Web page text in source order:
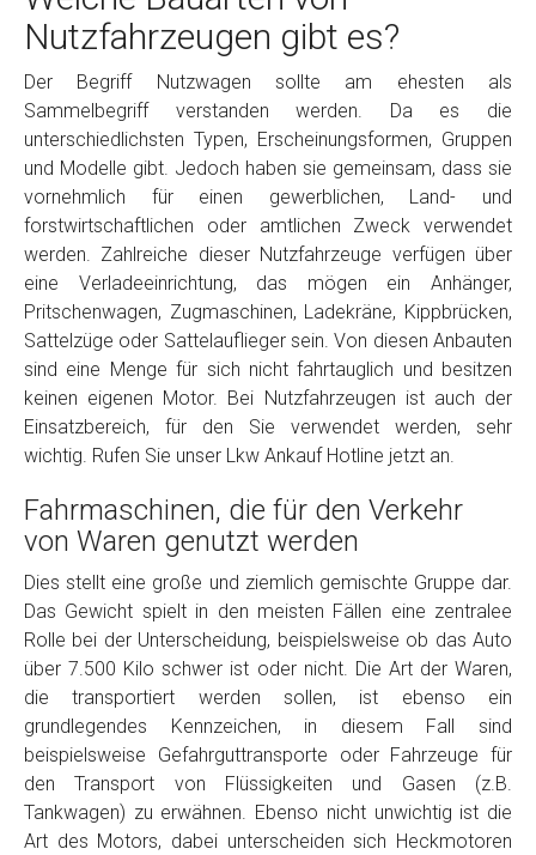
Kontaktformular
Marke
Model
Baujahr
Getriebe
Bekannte Schäden
Kilometerstand
Preisvorstellung
Name*
Telefon
Email
Nutzfahrzeugen gibt es?
Der Begriff Nutzwagen sollte am ehesten als
Sammelbegriff verstanden werden. Da es die
unterschiedlichsten Typen, Erscheinungsformen, Gruppen
und Modelle gibt. Jedoch haben sie gemeinsam, dass sie
vornehmlich für einen gewerblichen, Land- und
forstwirtschaftlichen oder amtlichen Zweck verwendet
werden. Zahlreiche dieser Nutzfahrzeuge verfügen über
eine Verladeeinrichtung, das mögen ein Anhänger,
Pritschenwagen, Zugmaschinen, Ladekräne, Kippbrücken,
Sattelzüge oder Sattelauflieger sein. Von diesen Anbauten
sind eine Menge für sich nicht fahrtauglich und besitzen
keinen eigenen Motor. Bei Nutzfahrzeugen ist auch der
Einsatzbereich, für den Sie verwendet werden, sehr
wichtig. Rufen Sie unser Lkw Ankauf Hotline jetzt an.
Fahrmaschinen, die für den Verkehr
von Waren genutzt werden
Dies stellt eine große und ziemlich gemischte Gruppe dar.
Das Gewicht spielt in den meisten Fällen eine zentralee
Rolle bei der Unterscheidung, beispielsweise ob das Auto
über 7.500 Kilo schwer ist oder nicht. Die Art der Waren,
die transportiert werden sollen, ist ebenso ein
grundlegendes Kennzeichen, in diesem Fall sind
beispielsweise Gefahrguttransporte oder Fahrzeuge für
den Transport von Flüssigkeiten und Gasen (z.B.
Tankwagen) zu erwähnen. Ebenso nicht unwichtig ist die
Art des Motors, dabei unterscheiden sich Heckmotoren